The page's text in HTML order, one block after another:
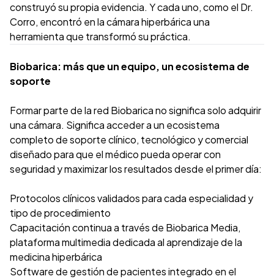
construyó su propia evidencia. Y cada uno, como el Dr.
Corro, encontró en la cámara hiperbárica una
herramienta que transformó su práctica.
Biobarica: más que un equipo, un ecosistema de
soporte
Formar parte de la red Biobarica no significa solo adquirir
una cámara. Significa acceder a un ecosistema
completo de soporte clínico, tecnológico y comercial
diseñado para que el médico pueda operar con
seguridad y maximizar los resultados desde el primer día:
Protocolos clínicos validados para cada especialidad y
tipo de procedimiento
Capacitación continua a través de Biobarica Media,
plataforma multimedia dedicada al aprendizaje de la
medicina hiperbárica
Software de gestión de pacientes integrado en el